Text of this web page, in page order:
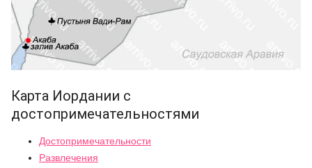
Карта Иордании с
достопримечательностями
Достопримечательности
Развлечения